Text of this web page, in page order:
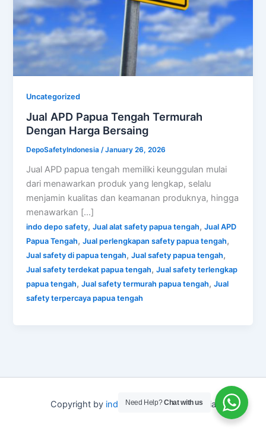
Uncategorized
Jual APD Papua Tengah Termurah
Dengan Harga Bersaing
DepoSafetyIndonesia/January 26, 2026
Jual APD papua tengah memiliki keunggulan mulai
dari menawarkan produk yang lengkap, selalu
menjamin kualitas dan keamanan produknya, hingga
menawarkan […]
indo depo safety,Jual alat safety papua tengah,Jual APD
Papua Tengah,Jual perlengkapan safety papua tengah,
Jual safety di papua tengah,Jual safety papua tengah,
Jual safety terdekat papua tengah,Jual safety terlengkap
papua tengah,Jual safety termurah papua tengah,Jual
safety terpercaya papua tengah
Copyright by indo depo safetyIndonesia
Need Help?Chat with us